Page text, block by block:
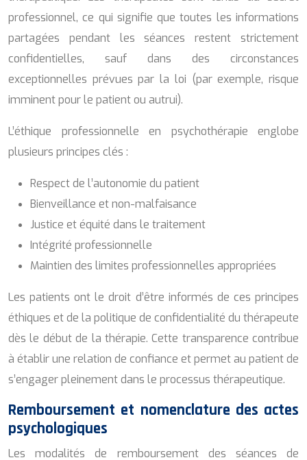
professionnel, ce qui signifie que toutes les informations
partagées pendant les séances restent strictement
confidentielles, sauf dans des circonstances
exceptionnelles prévues par la loi (par exemple, risque
imminent pour le patient ou autrui).
L’éthique professionnelle en psychothérapie englobe
plusieurs principes clés :
Respect de l’autonomie du patient
Bienveillance et non-malfaisance
Justice et équité dans le traitement
Intégrité professionnelle
Maintien des limites professionnelles appropriées
Les patients ont le droit d’être informés de ces principes
éthiques et de la politique de confidentialité du thérapeute
dès le début de la thérapie. Cette transparence contribue
à établir une relation de confiance et permet au patient de
s’engager pleinement dans le processus thérapeutique.
Remboursement et nomenclature des actes
psychologiques
Les modalités de remboursement des séances de